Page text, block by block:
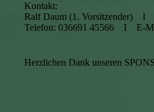
Kontakt:
Ralf Daum (1. Vorsitzender)
Telefon: 036691 45566 I E-
Herzlichen Dank unseren